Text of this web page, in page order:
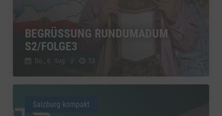
BEGRÜSSUNG RUNDUMADUM S
2/FOLGE3
Do., 6. Aug. // 53
Salzburg kompakt